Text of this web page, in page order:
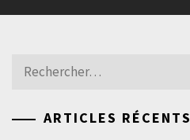
Rechercher :
ARTICLES RÉCENTS